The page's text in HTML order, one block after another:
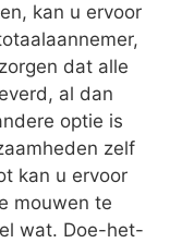
kan u ervoor
dat alle
al dan
optie is
zelf
kan u ervoor
mouwen te
wat. Doe-het-